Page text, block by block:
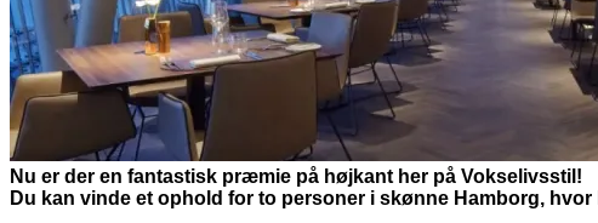
Nu er der en fantastisk præmie på højkant her på Vokselivsstil!
Du kan vinde et ophold for to personer i skønne Hamborg,